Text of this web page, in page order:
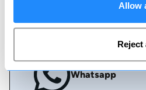
Allow
Reject
Whatsapp